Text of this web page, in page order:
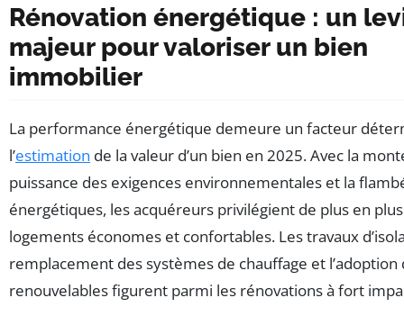
Rénovation énergétique : un
majeur pour valoriser un bien
immobilier
La performance énergétique demeure un facteur
l’estimation de la valeur d’un bien en 2025. Avec la
puissance des exigences environnementales et la
énergétiques, les acquéreurs privilégient de plus en
logements économes et confortables. Les travaux
remplacement des systèmes de chauffage et l’adoption
renouvelables figurent parmi les rénovations à fort